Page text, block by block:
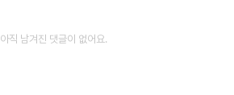
아직 남겨진 댓글이 없어요.